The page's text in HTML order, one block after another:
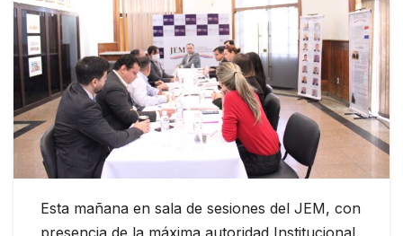
Esta mañana en sala de sesiones del JEM, con
presencia de la máxima autoridad Institucional,